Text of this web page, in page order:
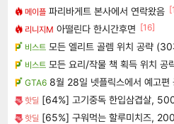
메이플 파리바게트 본사에서 연락왔음
리니지M 아떨린다 한시간후면 [16]
비스트 모든 엘리트 골렘 위치 공략
비스트 모든 요리/작물 책 획득 위치
GTA6 8월 28일 넷플릭스에서 예고편
핫딜 [64%] 고기중독 한입삼겹살,
핫딜 [65%] 구워먹는 할루미치즈,